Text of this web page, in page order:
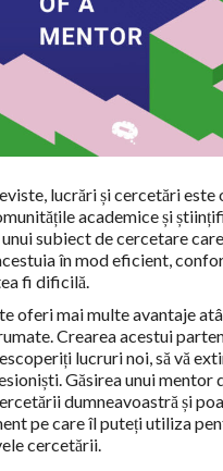
lucrări și cercetări este
academice și
subiect de cercetare
în mod eficient,
fi dificilă.
oferi mai multe avantaje
Crearea acestui
lucruri noi, să vă
Găsirea unui mentor
dumneavoastră și
pe care îl puteți utiliza
cercetării.